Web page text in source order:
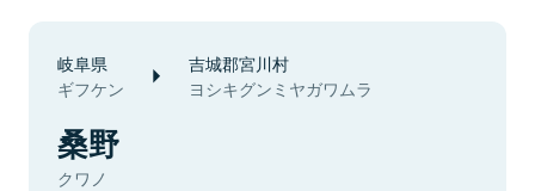
岐阜県
ギフケン
吉城郡宮川村
ヨシキグンミヤガワムラ
桑野
クワノ